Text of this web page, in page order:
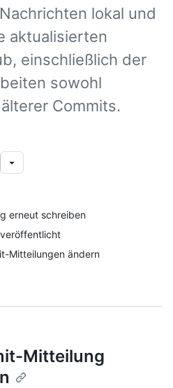
lokal und
aktualisierten
einschließlich der
sowohl
Commits.
erneut schreiben
Mitteilungen ändern
Mitteilung